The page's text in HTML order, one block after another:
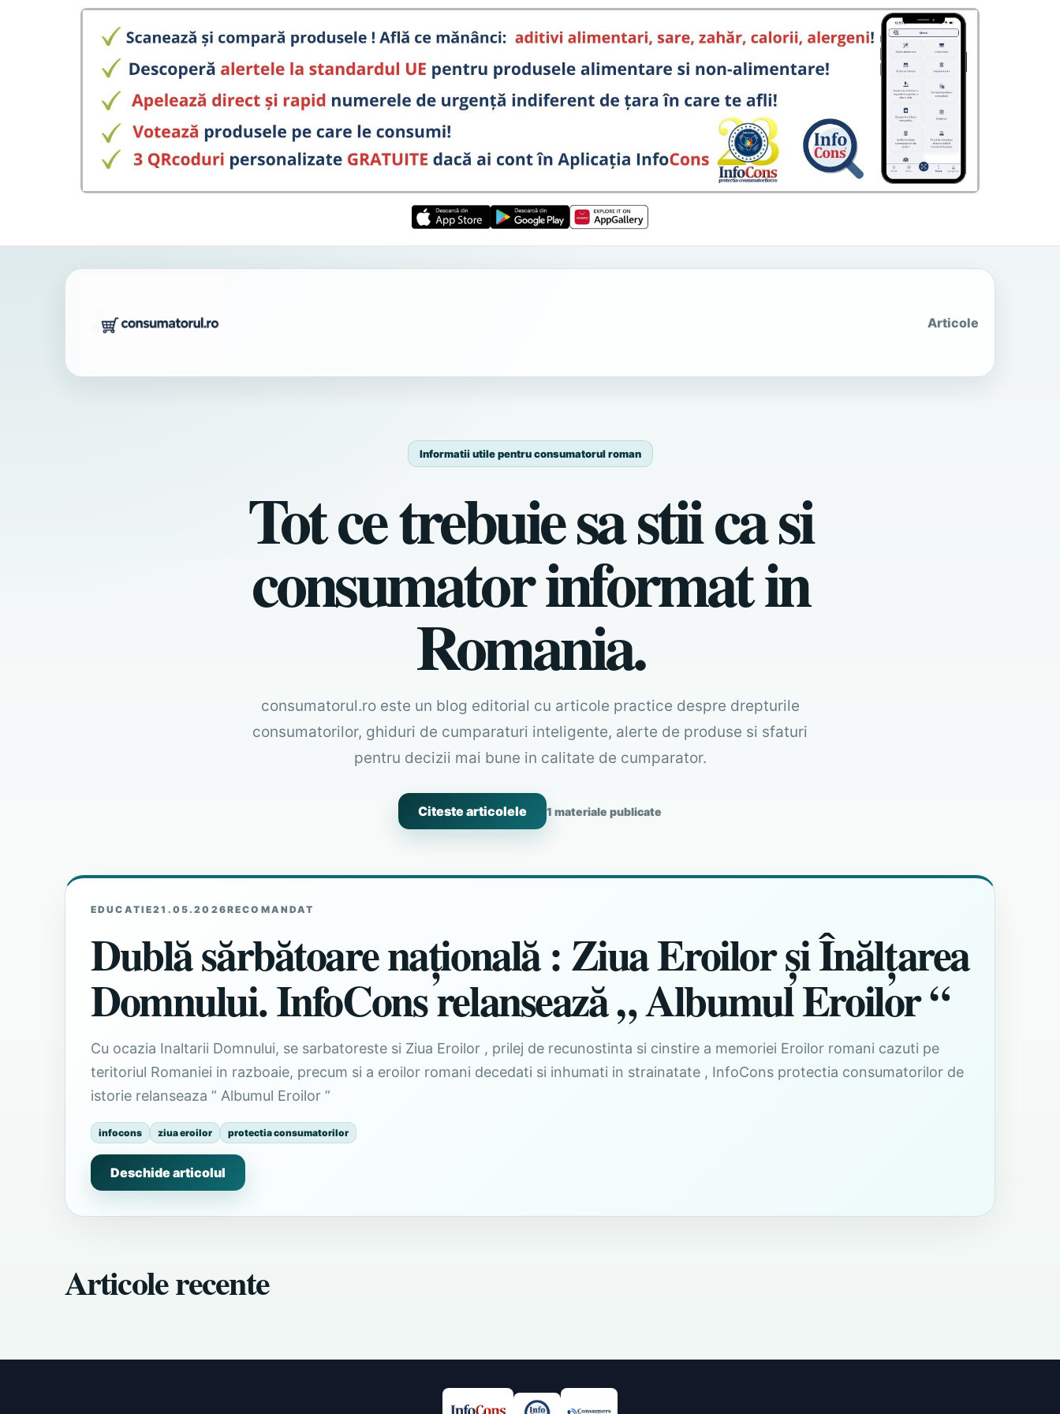
Articole
Informatii utile pentru consumatorul roman
Tot ce trebuie sa stii ca si
consumator informat in
Romania.
consumatorul.ro este un blog editorial cu articole practice despre drepturile
consumatorilor, ghiduri de cumparaturi inteligente, alerte de produse si sfaturi
pentru decizii mai bune in calitate de cumparator.
Citeste articolele 1 materiale publicate
EDUCATIE21.05.2026RECOMANDAT
Dublă sărbătoare națională : Ziua Eroilor și Înălțarea
Domnului. InfoCons relansează „ Albumul Eroilor “
Cu ocazia Inaltarii Domnului, se sarbatoreste si Ziua Eroilor , prilej de recunostinta si cinstire a memoriei Eroilor romani cazuti pe
teritoriul Romaniei in razboaie, precum si a eroilor romani decedati si inhumati in strainatate , InfoCons protectia consumatorilor de
istorie relanseaza ” Albumul Eroilor ”
infocons ziua eroilor protectia consumatorilor
Deschide articolul
Articole recente